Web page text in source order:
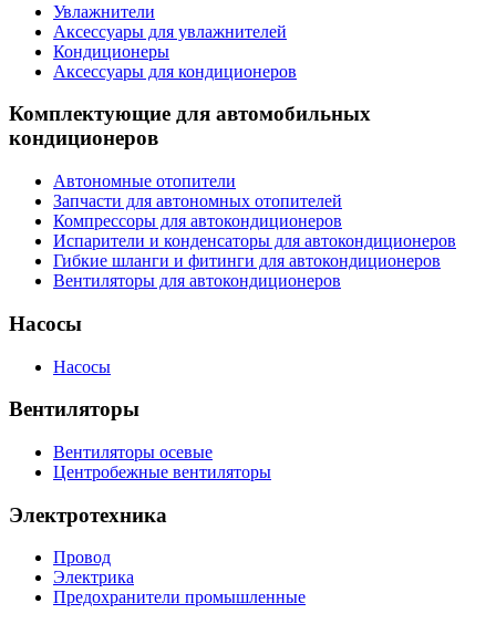
Увлажнители
Аксессуары для увлажнителей
Кондиционеры
Аксессуары для кондиционеров
Комплектующие для автомобильных
кондиционеров
Автономные отопители
Запчасти для автономных отопителей
Компрессоры для автокондиционеров
Испарители и конденсаторы для автокондиционеров
Гибкие шланги и фитинги для автокондиционеров
Вентиляторы для автокондиционеров
Насосы
Насосы
Вентиляторы
Вентиляторы осевые
Центробежные вентиляторы
Электротехника
Провод
Электрика
Предохранители промышленные